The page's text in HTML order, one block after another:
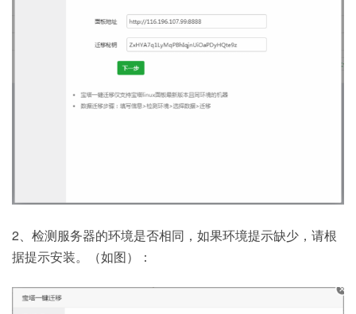
2、检测服务器的环境是否相同，如果环境提示缺少，请根
据提示安装。（如图）：